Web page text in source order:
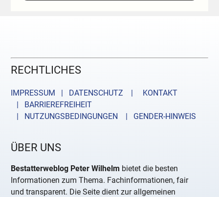
RECHTLICHES
IMPRESSUM | DATENSCHUTZ |
KONTAKT
| BARRIEREFREIHEIT
| NUTZUNGSBEDINGUNGEN
| GENDER-HINWEIS
ÜBER UNS
Bestatterweblog Peter Wilhelm bietet die besten
Informationen zum Thema. Fachinformationen, fair
und transparent. Die Seite dient zur allgemeinen